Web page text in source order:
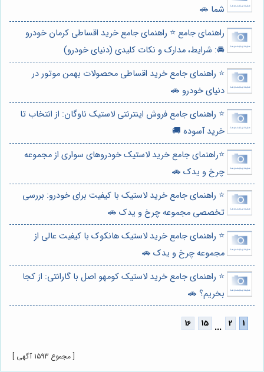
شما 🚗
راهنمای جامع ⭐️ راهنمای جامع خرید اقساطی کرمان خودرو
🚘: شرایط، مدارک و نکات کلیدی (دنیای خودرو)
⭐️ راهنمای جامع خرید اقساطی محصولات بهمن موتور در
دنیای خودرو 🚗
⭐️ راهنمای جامع فروش اینترنتی لاستیک ناوگان: از انتخاب تا
خرید آسوده 🚚
⭐️راهنمای جامع خرید لاستیک خودروهای سواری از مجموعه
چرخ و یدک 🚗
⭐️ راهنمای جامع خرید لاستیک با کیفیت برای خودرو: بررسی
تخصصی مجموعه چرخ و یدک 🚗
⭐️ راهنمای جامع خرید لاستیک هانکوک با کیفیت عالی از
مجموعه چرخ و یدک 🚗
⭐️ راهنمای جامع خرید لاستیک کومهو اصل با گارانتی: از کجا
بخریم؟ 🚗
...
[ مجموع 1593 آگهی ]